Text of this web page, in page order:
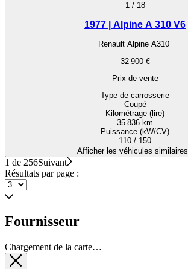
1/ 18
1977 | Alpine A 310 V6
Renault Alpine A310
32 900 €
Prix de vente
Type de carrosserie
Coupé
Kilométrage (lire)
35 836 km
Puissance (kW/CV)
110 / 150
Afficher les véhicules similaires
1 de 256Suivant
Résultats par page :
Fournisseur
Chargement de la carte…